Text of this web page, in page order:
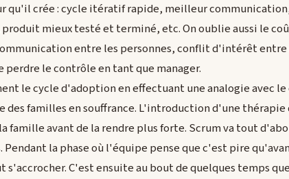
qu'il crée : cycle itératif rapide, meilleur
mieux testé et terminé, etc. On oublie aussi le
entre les personnes, conflit d'intérêt
perdre le contrôle en tant que manager.
le cycle d'adoption en effectuant une analogie avec
des familles en souffrance. L'introduction d'une
famille avant de la rendre plus forte. Scrum va tout
Pendant la phase où l'équipe pense que c'est pire
s'accrocher. C'est ensuite au bout de quelques temps